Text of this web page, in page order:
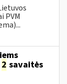
PVM
2 savaitės